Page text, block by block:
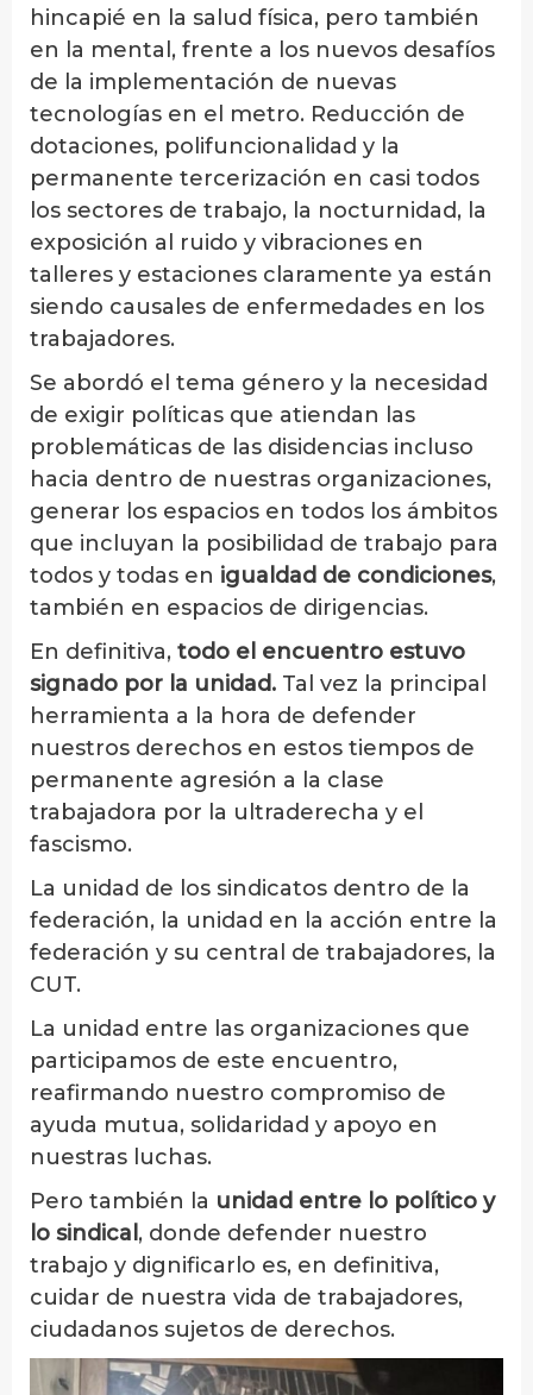
hincapié en la salud física, pero también
en la mental, frente a los nuevos desafíos
de la implementación de nuevas
tecnologías en el metro. Reducción de
dotaciones, polifuncionalidad y la
permanente tercerización en casi todos
los sectores de trabajo, la nocturnidad, la
exposición al ruido y vibraciones en
talleres y estaciones claramente ya están
siendo causales de enfermedades en los
trabajadores.
Se abordó el tema género y la necesidad
de exigir políticas que atiendan las
problemáticas de las disidencias incluso
hacia dentro de nuestras organizaciones,
generar los espacios en todos los ámbitos
que incluyan la posibilidad de trabajo para
todos y todas en igualdad de condiciones,
también en espacios de dirigencias.
En definitiva, todo el encuentro estuvo
signado por la unidad. Tal vez la principal
herramienta a la hora de defender
nuestros derechos en estos tiempos de
permanente agresión a la clase
trabajadora por la ultraderecha y el
fascismo.
La unidad de los sindicatos dentro de la
federación, la unidad en la acción entre la
federación y su central de trabajadores, la
CUT.
La unidad entre las organizaciones que
participamos de este encuentro,
reafirmando nuestro compromiso de
ayuda mutua, solidaridad y apoyo en
nuestras luchas.
Pero también la unidad entre lo político y
lo sindical , donde defender nuestro
trabajo y dignificarlo es, en definitiva,
cuidar de nuestra vida de trabajadores,
ciudadanos sujetos de derechos.